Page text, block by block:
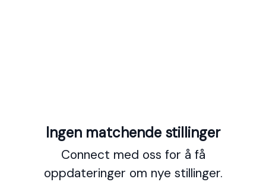
Ingen matchende stillinger
Connect med oss for å få
oppdateringer om nye stillinger.